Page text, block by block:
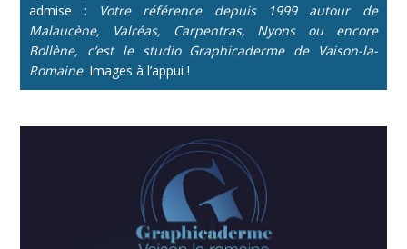
admise :
Votre référence depuis 1999 autour de
Malaucène, Valréas, Carpentras, Nyons ou encore
Bollène, c’est le studio Graphicaderme de Vaison-la-
Romaine. Images à l’appui !